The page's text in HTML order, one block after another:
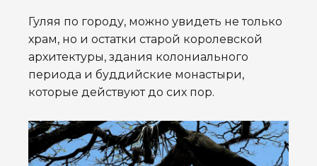
Гуляя по городу, можно увидеть не только
храм, но и остатки старой королевской
архитектуры, здания колониального
периода и буддийские монастыри,
которые действуют до сих пор.